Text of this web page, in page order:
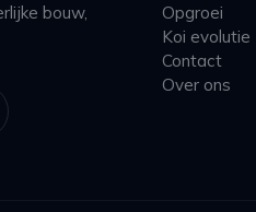
bouw,
Opgroei
Koi evolutie
Contact
Over ons